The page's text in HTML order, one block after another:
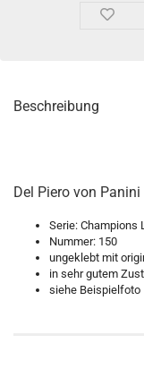
Beschreibung
Del Piero von Panini
Serie: Champions
Nummer: 150
ungeklebt mit
in sehr gutem
siehe Beispielfoto